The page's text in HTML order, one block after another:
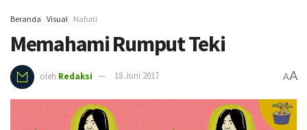
Beranda Visual Nabati
Memahami Rumput Teki
oleh Redaksi 18 Juni 2017 AA